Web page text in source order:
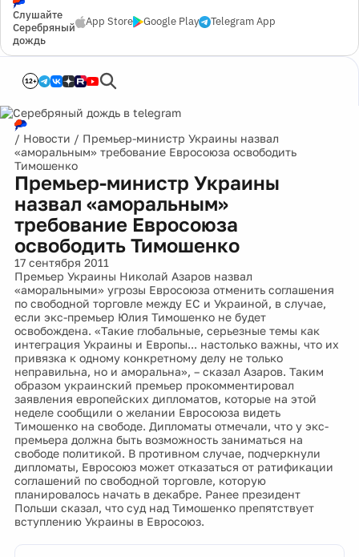
Слушайте
Серебряный
дождь
App Store Google Play Telegram App
12+
/ Новости / Премьер-министр Украины назвал
«аморальным» требование Евросоюза освободить
Тимошенко
Премьер-министр Украины
назвал «аморальным»
требование Евросоюза
освободить Тимошенко
17 сентября 2011
Премьер Украины Николай Азаров назвал
«аморальными» угрозы Евросоюза отменить соглашения
по свободной торговле между ЕС и Украиной, в случае,
если экс-премьер Юлия Тимошенко не будет
освобождена. «Такие глобальные, серьезные темы как
интеграция Украины и Европы... настолько важны, что их
привязка к одному конкретному делу не только
неправильна, но и аморальна», – сказал Азаров. Таким
образом украинский премьер прокомментировал
заявления европейских дипломатов, которые на этой
неделе сообщили о желании Евросоюза видеть
Тимошенко на свободе. Дипломаты отмечали, что у экс-
премьера должна быть возможность заниматься на
свободе политикой. В противном случае, подчеркнули
дипломаты, Евросоюз может отказаться от ратификации
соглашений по свободной торговле, которую
планировалось начать в декабре. Ранее президент
Польши сказал, что суд над Тимошенко препятствует
вступлению Украины в Евросоюз.